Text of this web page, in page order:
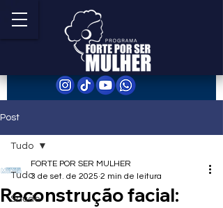
Post
Tudo
Saúde
Tudo
Reconstrução facial:
FORTE POR SER MULHER
3 de set. de 2025 2 min de leitura